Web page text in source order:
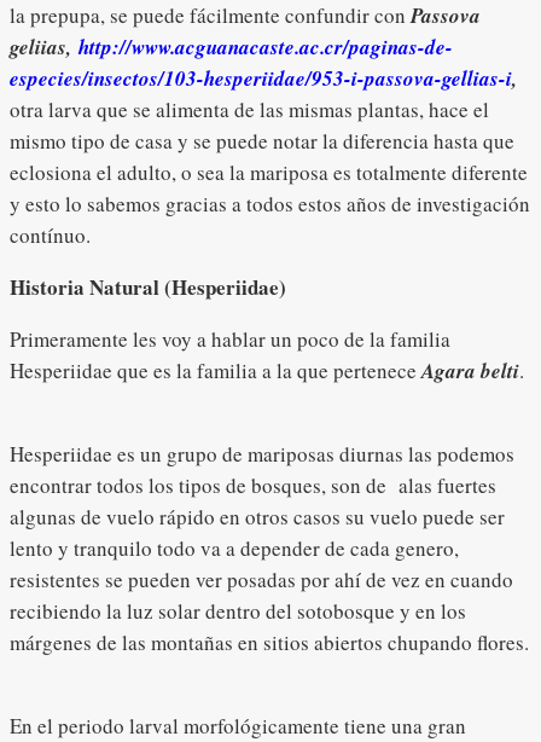
la prepupa, se puede fácilmente confundir conPassova
geliias,http://www.acguanacaste.ac.cr/paginas-de-
especies/insectos/103-hesperiidae/953-i-passova-gellias-i,
otra larva que se alimenta de las mismas plantas, hace el
mismo tipo de casa y se puede notar la diferencia hasta que
eclosiona el adulto, o sea la mariposa es totalmente diferente
y esto lo sabemos gracias a todos estos años de investigación
contínuo.
Historia Natural (Hesperiidae)
Primeramente les voy a hablar un poco de la familia
Hesperiidae que es la familia a la que perteneceAgara belti.
Hesperiidae es un grupo de mariposas diurnas las podemos
encontrar todos los tipos de bosques, son de alas fuertes
algunas de vuelo rápido en otros casos su vuelo puede ser
lento y tranquilo todo va a depender de cada genero,
resistentes se pueden ver posadas por ahí de vez en cuando
recibiendo la luz solar dentro del sotobosque y en los
márgenes de las montañas en sitios abiertos chupando flores.
En el periodo larval morfológicamente tiene una gran